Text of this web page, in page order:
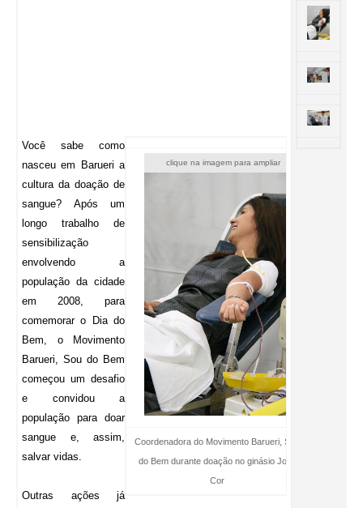
clique na imagem para ampliar
Coordenadora do Movimento Barueri, Sou
do Bem durante doação no ginásio José
Cor
Você sabe como
nasceu em Barueri a
cultura da doação de
sangue? Após um
longo trabalho de
sensibilização
envolvendo a
população da cidade
em 2008, para
comemorar o Dia do
Bem, o Movimento
Barueri, Sou do Bem
começou um desafio
e convidou a
população para doar
sangue e, assim,
salvar vidas.
Outras ações já